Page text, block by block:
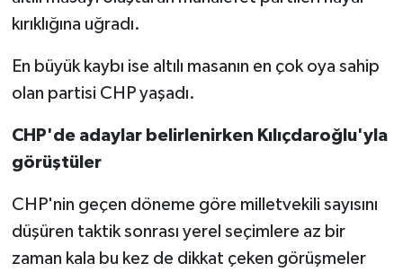
kırıklığına uğradı.
En büyük kaybı ise altılı masanın en çok oya sahip
olan partisi CHP yaşadı.
CHP'de adaylar belirlenirken Kılıçdaroğlu'yla
görüştüler
CHP'nin geçen döneme göre milletvekili sayısını
düşüren taktik sonrası yerel seçimlere az bir
zaman kala bu kez de dikkat çeken görüşmeler